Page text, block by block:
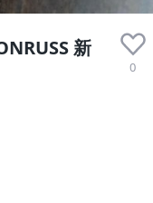
新
0